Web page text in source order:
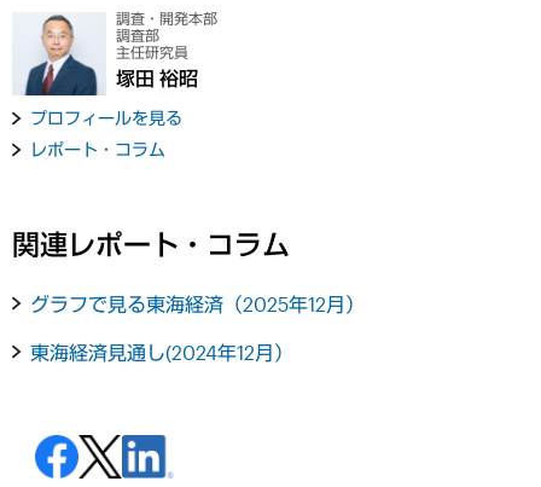
調査・開発本部
調査部
主任研究員
塚田 裕昭
プロフィールを見る
レポート・コラム
関連レポート・コラム
グラフで見る東海経済（2025年12月）
東海経済見通し(2024年12月）